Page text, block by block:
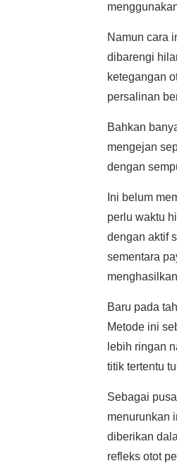
Namun cara
dibarengi
ketegangan
persalinan
Bahkan
mengejan
dengan
Ini belum
perlu waktu
dengan aktif
sementara
Baru pada
Metode ini
lebih ringan
titik tertentu
Sebagai
menurunkan
diberikan
refleks otot